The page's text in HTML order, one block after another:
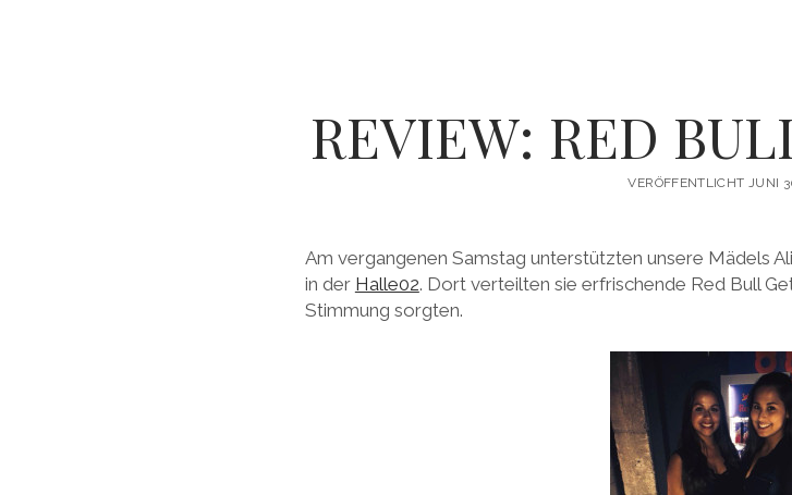
REVIEW: RED
VERÖFFENTLICHT JUNI
Am vergangenen Samstag unterstützten unsere Mädels
in der Halle02. Dort verteilten sie erfrischende Red Bull
Stimmung sorgten.